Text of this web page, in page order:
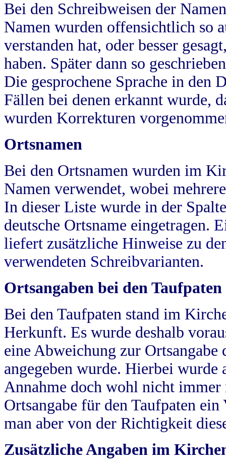
Bei den Schreibweisen der
Namen wurden offensichtlich so
verstanden hat, oder besser
haben. Später dann so
Die gesprochene Sprache in
Fällen bei denen erkannt wurde,
wurden Korrekturen
Ortsnamen
Bei den Ortsnamen wurden im
Namen verwendet, wobei
In dieser Liste wurde in der
deutsche Ortsname eingetragen.
liefert zusätzliche Hinweise zu
verwendeten Schreibvarianten.
Ortsangaben bei den Taufpaten
Bei den Taufpaten stand im
Herkunft. Es wurde deshalb
eine Abweichung zur
angegeben wurde. Hierbei wurde
Annahme doch wohl nicht
Ortsangabe für den Taufpaten
man aber von der Richtigkeit
Zusätzliche Angaben im